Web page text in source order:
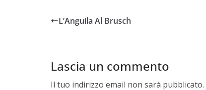
L’Anguila Al Brusch
Lascia un commento
Il tuo indirizzo email non sarà pubblicato.